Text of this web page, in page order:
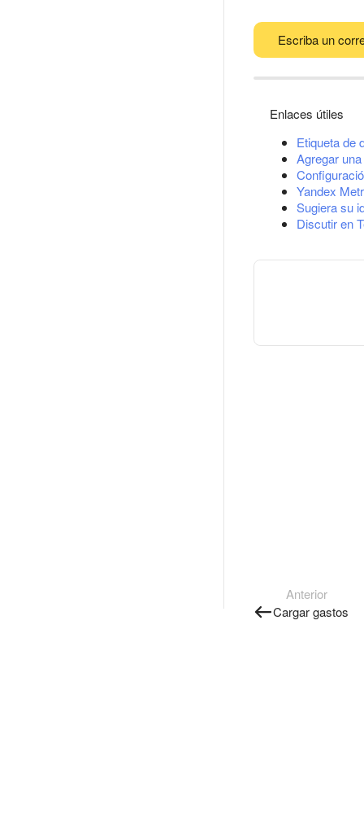
Escriba un
Enlaces útiles
Etiqueta de
Agregar
Yandex
Sugiera su
Discutir en
Anterior
Cargar gastos